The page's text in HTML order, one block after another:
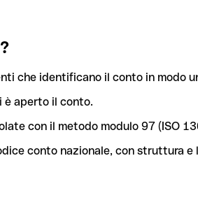
che identificano il conto in modo
è aperto il conto.
con il metodo modulo 97 (ISO
conto nazionale, con struttura